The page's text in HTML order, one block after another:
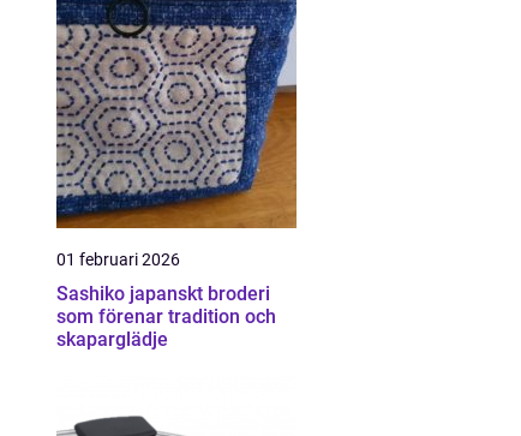
01 februari 2026
Sashiko japanskt broderi
som förenar tradition och
skaparglädje